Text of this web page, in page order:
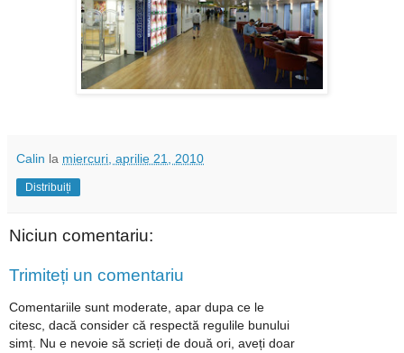
Calin la miercuri, aprilie 21, 2010
Distribuiți
Niciun comentariu:
Trimiteți un comentariu
Comentariile sunt moderate, apar dupa ce le
citesc, dacă consider că respectă regulile bunului
simț. Nu e nevoie să scrieți de două ori, aveți doar